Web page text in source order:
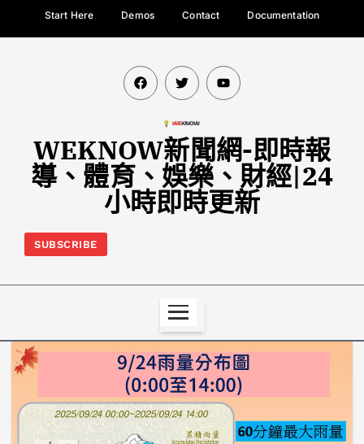
Start Here Demos Contact Documentation
WEKNOW新聞網-即時報
導、體育、娛樂、財經|24
小時即時更新
SUBSCRIBE